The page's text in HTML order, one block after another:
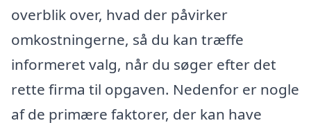
overblik over, hvad der påvirker
omkostningerne, så du kan træffe
informeret valg, når du søger efter det
rette firma til opgaven. Nedenfor er nogle
af de primære faktorer, der kan have